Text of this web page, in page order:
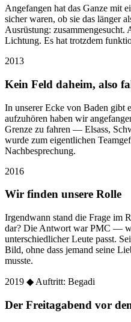
Angefangen hat das Ganze mit
sicher waren, ob sie das länger
Ausrüstung: zusammengesucht.
Lichtung. Es hat trotzdem
2013
Kein Feld daheim, also
In unserer Ecke von Baden gibt
aufzuhören haben wir
Grenze zu fahren — Elsass,
wurde zum eigentlichen
Nachbesprechung.
2016
Wir finden unsere Rolle
Irgendwann stand die Frage im
dar? Die Antwort war PMC —
unterschiedlicher Leute passt.
Bild, ohne dass jemand seine
musste.
2019 ◆ Auftritt: Begadi
Der Freitagabend vor